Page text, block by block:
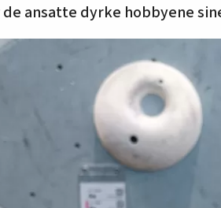
de ansatte dyrke hobbyene